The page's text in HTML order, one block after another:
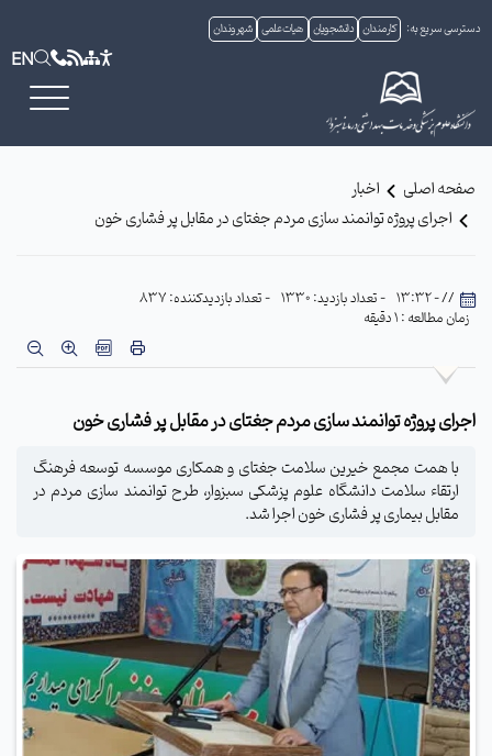
دسترسی سریع به: کارمندان دانشجویان هیات علمی شهروندان
EN
صفحه اصلی
اخبار
اجرای پروژه توانمند سازی مردم جغتای در مقابل پر فشاری خون
// - 13:32 - تعداد بازدید: 1330
- تعداد بازدیدکننده: 837
زمان مطالعه : 1 دقیقه
اجرای پروژه توانمند سازی مردم جغتای در مقابل پر فشاری خون
با همت مجمع خیرین سلامت جغتای و همکاری موسسه توسعه فرهنگ
ارتقاء سلامت دانشگاه علوم پزشکی سبزوار، طرح توانمند سازی مردم در
مقابل بیماری پر فشاری خون اجرا شد.